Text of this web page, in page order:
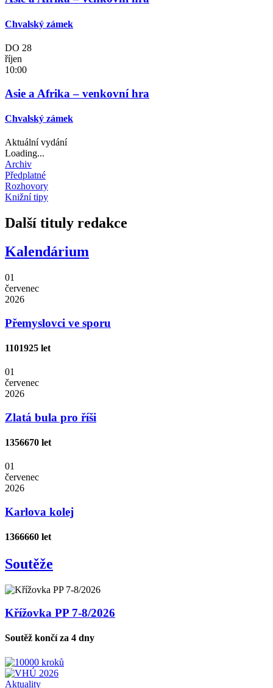
Chvalský zámek
DO 28
říjen
10:00
Asie a Afrika – venkovní hra
Chvalský zámek
Aktuální vydání
Loading...
Archiv
Předplatné
Rozhovory
Knižní tipy
Další tituly redakce
Kalendárium
01
červenec
2026
Přemyslovci ve sporu
1101925 let
01
červenec
2026
Zlatá bula pro říši
1356670 let
01
červenec
2026
Karlova kolej
1366660 let
Soutěže
Křížovka PP 7-8/2026
Soutěž končí za 4 dny
Aktuality